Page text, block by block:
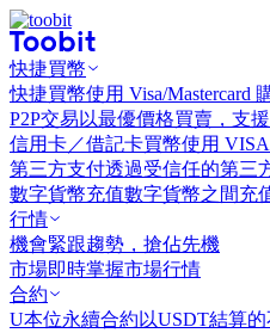
快捷買幣
快捷買幣使用 Visa/Mastercard
P2P交易 以最優價格買賣，支
信用卡／借記卡買幣使用 VISA
第三方支付透過受信任的第三
數字貨幣充值數字貨幣之間充
行情
機會緊跟趨勢，搶佔先機
市場即時掌握市場行情
合約
U本位永續合約 以USDT結算